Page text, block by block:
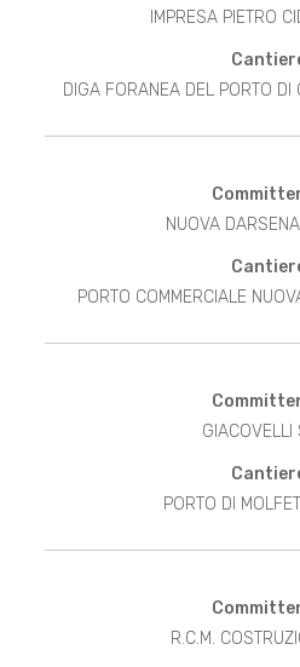
IMPRESA PIETRO
DIGA FORANEA DEL PORTO
NUOVA
PORTO COMMERCIALE
GIACOVELLI
PORTO DI
R.C.M.